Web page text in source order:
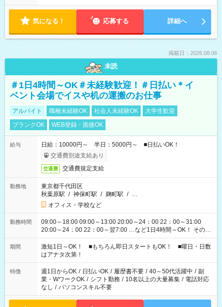
気になる！ 応募する 詳細へ
掲載日：2026.08.06
未読
＃1日4時間～OK＃未経験歓迎！＃日払い＊イ
ベント会場でイスや机の運搬のお仕事
アルバイト 職種未経験OK 社会人未経験OK
大学生歓迎
ブランクOK
WEB登録・面接OK
給与
日給：10000円～ 半日：5000円～ ■日払いOK！
交通費別途支給あり
交通費 交通費規定支給
勤務地
東京都千代田区
秋葉原駅 / 神保町駅 / 麹町駅 / …
オフィス・学校など
勤務時間
09:00～18:00 09:00～13:00 20:00～24：00 22：00～31:00
20:00～24：00 22：00～翌7:00 …など1日4時間～OK！ その他
シフトもございます！ お気軽にご相談ください！
期間
激短1日～OK！ ■もちろん即日スタートもOK！ ■曜日・日数
はアナタ次第！
特徴 週1日からOK / 日払いOK / 履歴書不要 / 40～50代活躍中 / 副
業・WワークOK / シフト勤務 / 10名以上の大量募集 / 電話対応
なし / パソコンスキル不要